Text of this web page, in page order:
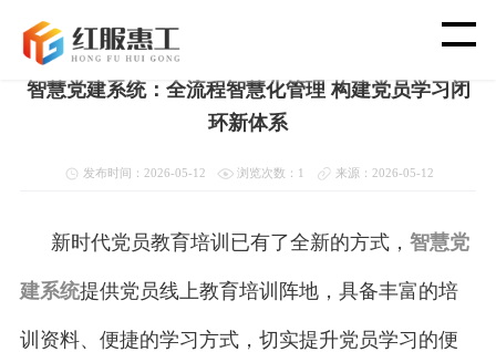
智 慧 工 会
党 建 功 能
渠 道 合 作
首页>新闻资讯>党建新闻动态
智慧党建系统：全流程智慧化管理 构建党员学习闭
环新体系
发布时间：2026-05-12 浏览次数：1 来源：2026-05-12
新时代党员教育培训已有了全新的方式， 智慧党
建系统提供党员线上教育培训阵地，具备丰富的培
训资料、便捷的学习方式，切实提升党员学习的便